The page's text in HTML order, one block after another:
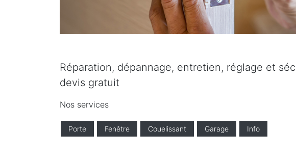
Réparation, dépannage, entretien, réglage et
devis gratuit
Nos services
Porte Fenêtre Couelissant Garage Info